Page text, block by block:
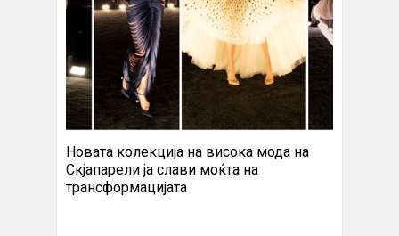
Новата колекција на висока мода на
Скјапарели ја слави моќта на
трансформацијата